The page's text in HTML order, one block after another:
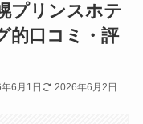
プリンスホテ
的口コミ・評
6月1日 2026年6月2日